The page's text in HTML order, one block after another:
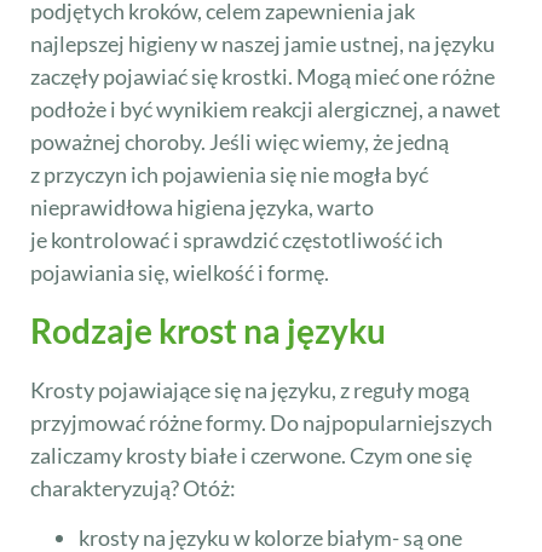
podjętych kroków, celem zapewnienia jak
najlepszej higieny w naszej jamie ustnej, na języku
zaczęły pojawiać się krostki. Mogą mieć one różne
podłoże i być wynikiem reakcji alergicznej, a nawet
poważnej choroby. Jeśli więc wiemy, że jedną
z przyczyn ich pojawienia się nie mogła być
nieprawidłowa higiena języka, warto
je kontrolować i sprawdzić częstotliwość ich
pojawiania się, wielkość i formę.
Rodzaje krost na języku
Krosty pojawiające się na języku, z reguły mogą
przyjmować różne formy. Do najpopularniejszych
zaliczamy krosty białe i czerwone. Czym one się
charakteryzują? Otóż:
krosty na języku w kolorze białym- są one